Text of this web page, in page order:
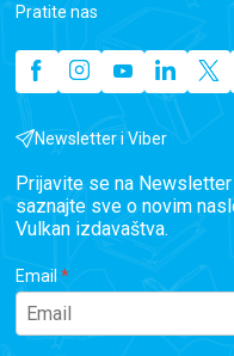
Pratite nas
Newsletter i Viber
Prijavite se na
saznajte sve o novim
Vulkan izdavaštva.
Email